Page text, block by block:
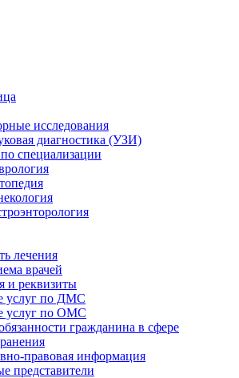
исследования
диагностика (УЗИ)
специализации
лечения
врачей
и реквизиты
услуг по ДМС
услуг по ОМС
гражданина в сфере
правовая информация
представители